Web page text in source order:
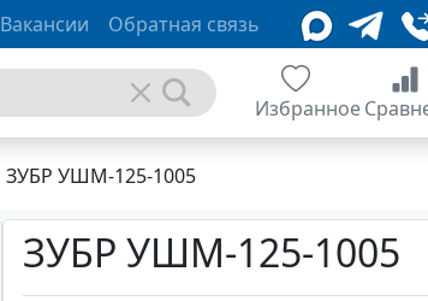
Вакансии Обратная связь
Избранное
ЗУБР УШМ-125-1005
ЗУБР УШМ-125-1005